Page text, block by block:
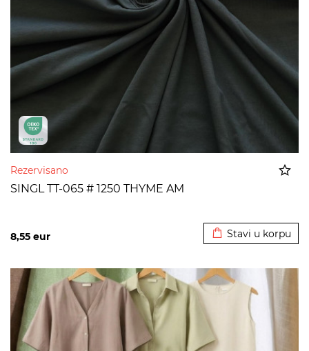
Rezervisano
SINGL TT-065 # 1250 THYME AM
8,55 eur Stavi u korpu